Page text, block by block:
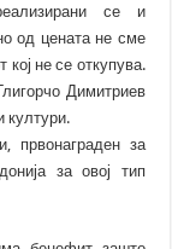
се и
од цената не сме
не се откупува.
Димитриев
култури.
првонаграден за
за овој тип